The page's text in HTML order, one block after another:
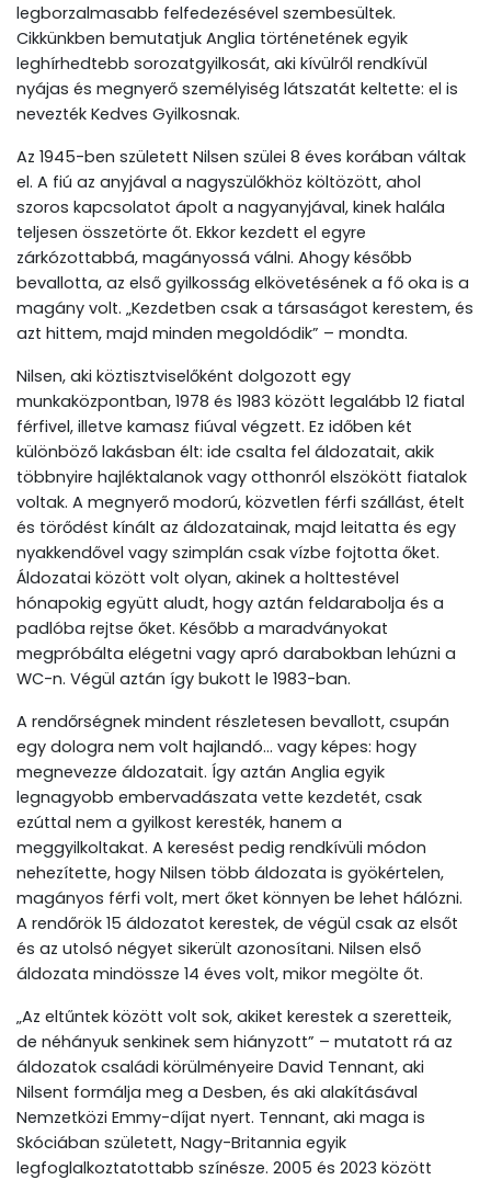
legborzalmasabb felfedezésével szembesültek.
Cikkünkben bemutatjuk Anglia történetének egyik
leghírhedtebb sorozatgyilkosát, aki kívülről rendkívül
nyájas és megnyerő személyiség látszatát keltette: el is
nevezték Kedves Gyilkosnak.
Az 1945-ben született Nilsen szülei 8 éves korában váltak
el. A fiú az anyjával a nagyszülőkhöz költözött, ahol
szoros kapcsolatot ápolt a nagyanyjával, kinek halála
teljesen összetörte őt. Ekkor kezdett el egyre
zárkózottabbá, magányossá válni. Ahogy később
bevallotta, az első gyilkosság elkövetésének a fő oka is a
magány volt. „Kezdetben csak a társaságot kerestem, és
azt hittem, majd minden megoldódik” – mondta.
Nilsen, aki köztisztviselőként dolgozott egy
munkaközpontban, 1978 és 1983 között legalább 12 fiatal
férfivel, illetve kamasz fiúval végzett. Ez időben két
különböző lakásban élt: ide csalta fel áldozatait, akik
többnyire hajléktalanok vagy otthonról elszökött fiatalok
voltak. A megnyerő modorú, közvetlen férfi szállást, ételt
és törődést kínált az áldozatainak, majd leitatta és egy
nyakkendővel vagy szimplán csak vízbe fojtotta őket.
Áldozatai között volt olyan, akinek a holttestével
hónapokig együtt aludt, hogy aztán feldarabolja és a
padlóba rejtse őket. Később a maradványokat
megpróbálta elégetni vagy apró darabokban lehúzni a
WC-n. Végül aztán így bukott le 1983-ban.
A rendőrségnek mindent részletesen bevallott, csupán
egy dologra nem volt hajlandó… vagy képes: hogy
megnevezze áldozatait. Így aztán Anglia egyik
legnagyobb embervadászata vette kezdetét, csak
ezúttal nem a gyilkost keresték, hanem a
meggyilkoltakat. A keresést pedig rendkívüli módon
nehezítette, hogy Nilsen több áldozata is gyökértelen,
magányos férfi volt, mert őket könnyen be lehet hálózni.
A rendőrök 15 áldozatot kerestek, de végül csak az elsőt
és az utolsó négyet sikerült azonosítani. Nilsen első
áldozata mindössze 14 éves volt, mikor megölte őt.
„Az eltűntek között volt sok, akiket kerestek a szeretteik,
de néhányuk senkinek sem hiányzott” – mutatott rá az
áldozatok családi körülményeire David Tennant, aki
Nilsent formálja meg a Desben, és aki alakításával
Nemzetközi Emmy-díjat nyert. Tennant, aki maga is
Skóciában született, Nagy-Britannia egyik
legfoglalkoztatottabb színésze. 2005 és 2023 között